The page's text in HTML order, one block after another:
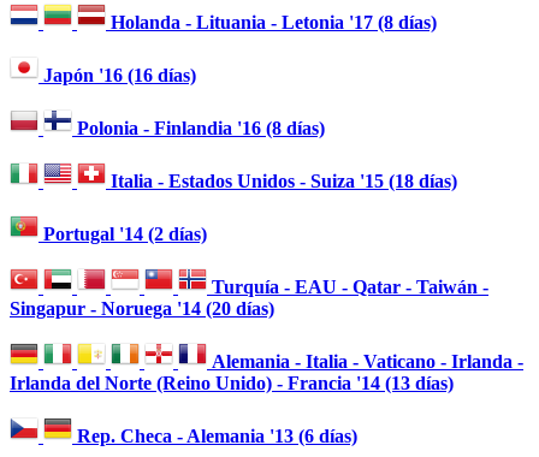
Holanda - Lituania - Letonia '17 (8 días)
Japón '16 (16 días)
Polonia - Finlandia '16 (8 días)
Italia - Estados Unidos - Suiza '15 (18 días)
Portugal '14 (2 días)
Turquía - EAU - Qatar - Taiwán -
Singapur - Noruega '14 (20 días)
Alemania - Italia - Vaticano - Irlanda -
Irlanda del Norte (Reino Unido) - Francia '14 (13 días)
Rep. Checa - Alemania '13 (6 días)